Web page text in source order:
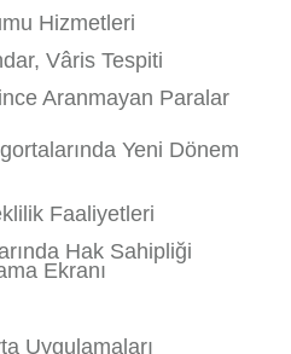
Hizmetleri
Vâris Tespiti
Aranmayan Paralar
Yeni Dönem
Faaliyetleri
Hak Sahipliği
Ekranı
Uygulamaları